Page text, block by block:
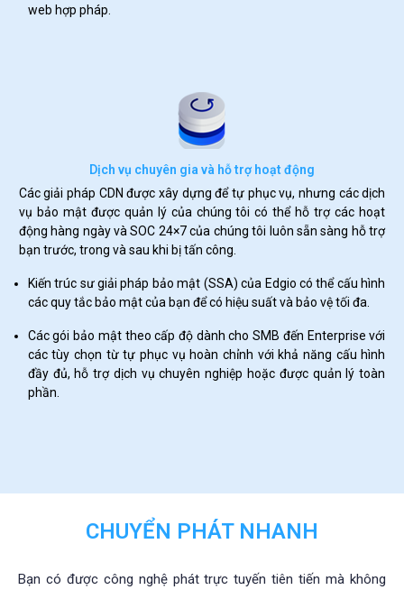
web hợp pháp.
Dịch vụ chuyên gia và hỗ trợ hoạt động
Các giải pháp CDN được xây dựng để tự phục vụ, nhưng các dịch
vụ bảo mật được quản lý của chúng tôi có thể hỗ trợ các hoạt
động hàng ngày và SOC 24×7 của chúng tôi luôn sẵn sàng hỗ trợ
bạn trước, trong và sau khi bị tấn công.
Kiến trúc sư giải pháp bảo mật (SSA) của Edgio có thể cấu hình
các quy tắc bảo mật của bạn để có hiệu suất và bảo vệ tối đa.
Các gói bảo mật theo cấp độ dành cho SMB đến Enterprise với
các tùy chọn từ tự phục vụ hoàn chỉnh với khả năng cấu hình
đầy đủ, hỗ trợ dịch vụ chuyên nghiệp hoặc được quản lý toàn
phần.
CHUYỂN PHÁT NHANH
Bạn có được công nghệ phát trực tuyến tiên tiến mà không